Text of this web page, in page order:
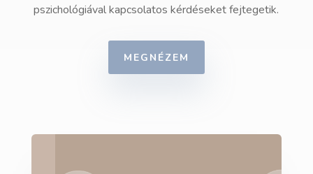
pszichológiával kapcsolatos kérdéseket fejtegetik.
MEGNÉZEM